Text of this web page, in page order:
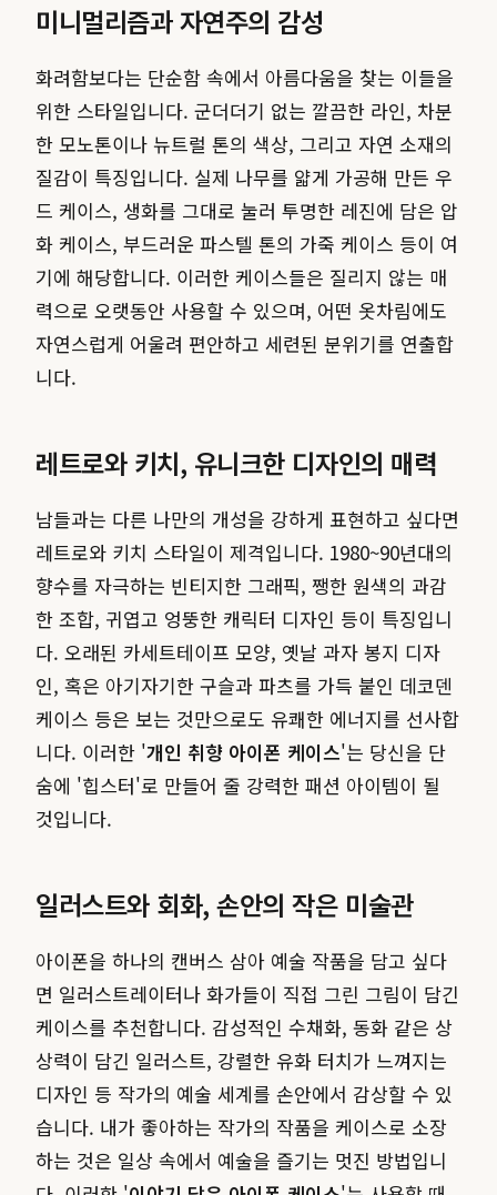
미니멀리즘과 자연주의 감성
화려함보다는 단순함 속에서 아름다움을 찾는 이들을
위한 스타일입니다. 군더더기 없는 깔끔한 라인, 차분
한 모노톤이나 뉴트럴 톤의 색상, 그리고 자연 소재의
질감이 특징입니다. 실제 나무를 얇게 가공해 만든 우
드 케이스, 생화를 그대로 눌러 투명한 레진에 담은 압
화 케이스, 부드러운 파스텔 톤의 가죽 케이스 등이 여
기에 해당합니다. 이러한 케이스들은 질리지 않는 매
력으로 오랫동안 사용할 수 있으며, 어떤 옷차림에도
자연스럽게 어울려 편안하고 세련된 분위기를 연출합
니다.
레트로와 키치, 유니크한 디자인의 매력
남들과는 다른 나만의 개성을 강하게 표현하고 싶다면
레트로와 키치 스타일이 제격입니다. 1980~90년대의
향수를 자극하는 빈티지한 그래픽, 쨍한 원색의 과감
한 조합, 귀엽고 엉뚱한 캐릭터 디자인 등이 특징입니
다. 오래된 카세트테이프 모양, 옛날 과자 봉지 디자
인, 혹은 아기자기한 구슬과 파츠를 가득 붙인 데코덴
케이스 등은 보는 것만으로도 유쾌한 에너지를 선사합
니다. 이러한 '개인 취향 아이폰 케이스'는 당신을 단
숨에 '힙스터'로 만들어 줄 강력한 패션 아이템이 될
것입니다.
일러스트와 회화, 손안의 작은 미술관
아이폰을 하나의 캔버스 삼아 예술 작품을 담고 싶다
면 일러스트레이터나 화가들이 직접 그린 그림이 담긴
케이스를 추천합니다. 감성적인 수채화, 동화 같은 상
상력이 담긴 일러스트, 강렬한 유화 터치가 느껴지는
디자인 등 작가의 예술 세계를 손안에서 감상할 수 있
습니다. 내가 좋아하는 작가의 작품을 케이스로 소장
하는 것은 일상 속에서 예술을 즐기는 멋진 방법입니